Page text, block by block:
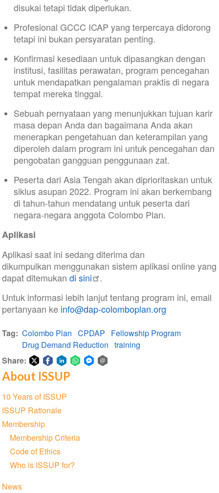
disukai tetapi tidak diperlukan.
Profesional GCCC ICAP yang terpercaya didorong
tetapi ini bukan persyaratan penting.
Konfirmasi kesediaan untuk dipasangkan dengan
institusi, fasilitas perawatan, program pencegahan
untuk mendapatkan pengalaman praktis di negara
tempat mereka tinggal.
Sebuah pernyataan yang menunjukkan tujuan karir
masa depan Anda dan bagaimana Anda akan
menerapkan pengetahuan dan keterampilan yang
diperoleh dalam program ini untuk pencegahan dan
pengobatan gangguan penggunaan zat.
Peserta dari Asia Tengah akan diprioritaskan untuk
siklus asupan 2022. Program ini akan berkembang
di tahun-tahun mendatang untuk peserta dari
negara-negara anggota Colombo Plan.
Aplikasi
Aplikasi saat ini sedang diterima dan
dikumpulkan menggunakan sistem aplikasi online yang
dapat ditemukan di sini
.
Untuk informasi lebih lanjut tentang program ini, email
pertanyaan ke info@dap-colomboplan.org
Tag Colombo Plan CPDAP
Fellowship Program
Drug Demand Reduction training
Share:
Share
Twitter
Share
Facebook
Share
LinkedIn
Share
About ISSUP
Section
navigation
10 Years of ISSUP
ISSUP Rationale
Membership
Membership Criteria
Code of Ethics
Who is ISSUP for?
News